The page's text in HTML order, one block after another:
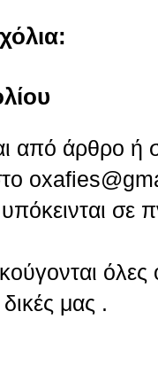
από άρθρο ή
σε
όλες
μας .